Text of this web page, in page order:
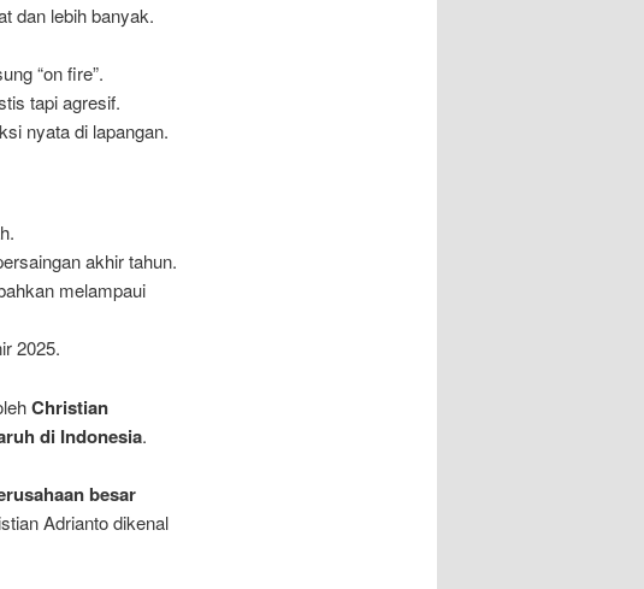
dan lebih banyak.
“on fire”.
tapi agresif.
nyata di lapangan.
akhir tahun.
melampaui
2025.
Christian
di Indonesia.
besar
Adrianto dikenal